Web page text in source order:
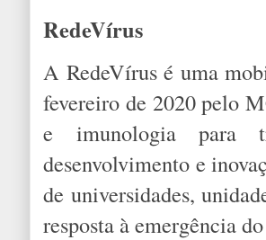
RedeVírus
A RedeVírus é uma
fevereiro de 2020 pelo
e imunologia para
desenvolvimento e
de universidades,
resposta à emergência